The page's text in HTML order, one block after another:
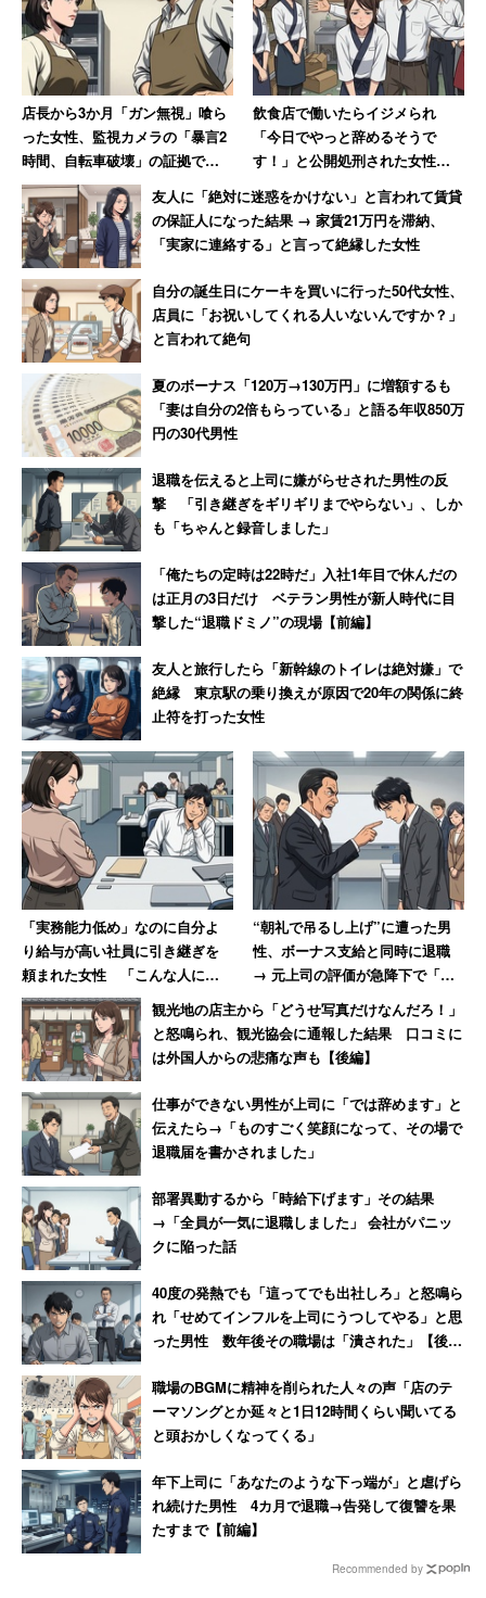
店長から3か月「ガン無視」喰ら
った女性、監視カメラの「暴言2
時間、自転車破壊」の証拠で反
撃 → 店長はクビ、その後店も潰
れる
飲食店で働いたらイジメられ
「今日でやっと辞めるそうで
す！」と公開処刑された女性→
数か月、店が潰れて「ザマーミ
ロ！」
友人に「絶対に迷惑をかけない」と言われて賃貸
の保証人になった結果 → 家賃21万円を滞納、
「実家に連絡する」と言って絶縁した女性
自分の誕生日にケーキを買いに行った50代女性、
店員に「お祝いしてくれる人いないんですか？」
と言われて絶句
夏のボーナス「120万→130万円」に増額するも
「妻は自分の2倍もらっている」と語る年収850万
円の30代男性
退職を伝えると上司に嫌がらせされた男性の反
撃 「引き継ぎをギリギリまでやらない」、しか
も「ちゃんと録音しました」
「俺たちの定時は22時だ」入社1年目で休んだの
は正月の3日だけ ベテラン男性が新人時代に目
撃した“退職ドミノ”の現場【前編】
友人と旅行したら「新幹線のトイレは絶対嫌」で
絶縁 東京駅の乗り換えが原因で20年の関係に終
止符を打った女性
「実務能力低め」なのに自分よ
り給与が高い社員に引き継ぎを
頼まれた女性 「こんな人に誰
がモノを教えるか！」とウンザ
リ
“朝礼で吊るし上げ”に遭った男
性、ボーナス支給と同時に退職
→ 元上司の評価が急降下で「ザ
マアミロと思いました」
観光地の店主から「どうせ写真だけなんだろ！」
と怒鳴られ、観光協会に通報した結果 口コミに
は外国人からの悲痛な声も【後編】
仕事ができない男性が上司に「では辞めます」と
伝えたら→「ものすごく笑顔になって、その場で
退職届を書かされました」
部署異動するから「時給下げます」その結果
→「全員が一気に退職しました」 会社がパニッ
クに陥った話
40度の発熱でも「這ってでも出社しろ」と怒鳴ら
れ「せめてインフルを上司にうつしてやる」と思
った男性 数年後その職場は「潰された」【後
職場のBGMに精神を削られた人々の声「店のテ
ーマソングとか延々と1日12時間くらい聞いてる
と頭おかしくなってくる」
年下上司に「あなたのような下っ端が」と虐げら
れ続けた男性 4カ月で退職→告発して復讐を果
たすまで【前編】
Recommended by